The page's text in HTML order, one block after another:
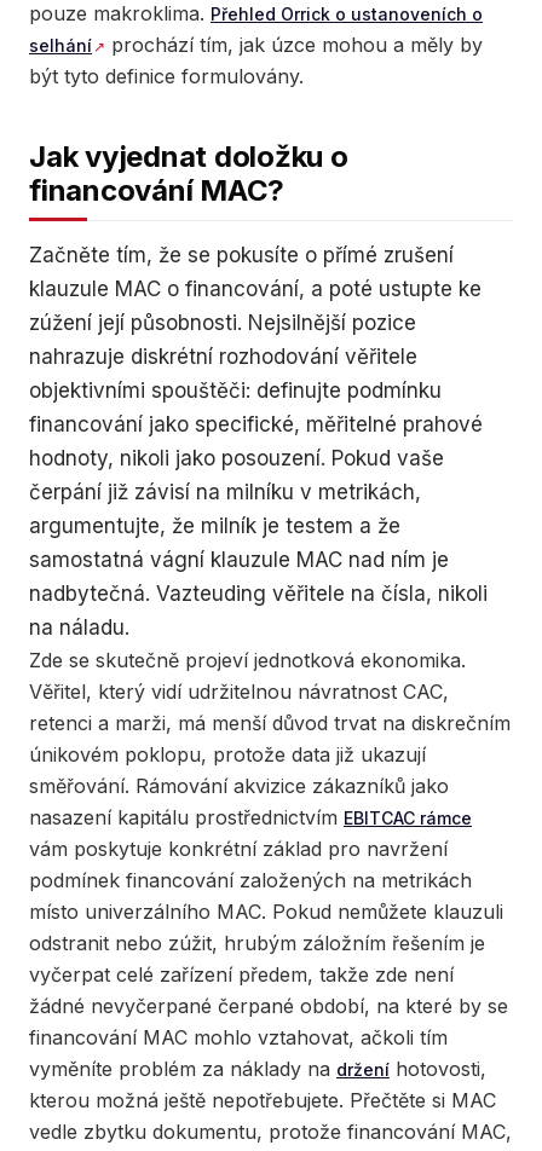
pouze makroklima. Přehled Orrick o ustanoveních o
selhání
prochází tím, jak úzce mohou a měly by
být tyto definice formulovány.
Jak vyjednat doložku o
financování MAC?
Začněte tím, že se pokusíte o přímé zrušení
klauzule MAC o financování, a poté ustupte ke
zúžení její působnosti. Nejsilnější pozice
nahrazuje diskrétní rozhodování věřitele
objektivními spouštěči: definujte podmínku
financování jako specifické, měřitelné prahové
hodnoty, nikoli jako posouzení. Pokud vaše
čerpání již závisí na milníku v metrikách,
argumentujte, že milník je testem a že
samostatná vágní klauzule MAC nad ním je
nadbytečná. Vazteuding věřitele na čísla, nikoli
na náladu.
Zde se skutečně projeví jednotková ekonomika.
Věřitel, který vidí udržitelnou návratnost CAC,
retenci a marži, má menší důvod trvat na diskrečním
únikovém poklopu, protože data již ukazují
směřování. Rámování akvizice zákazníků jako
nasazení kapitálu prostřednictvím EBITCAC rámce
vám poskytuje konkrétní základ pro navržení
podmínek financování založených na metrikách
místo univerzálního MAC. Pokud nemůžete klauzuli
odstranit nebo zúžit, hrubým záložním řešením je
vyčerpat celé zařízení předem, takže zde není
žádné nevyčerpané čerpané období, na které by se
financování MAC mohlo vztahovat, ačkoli tím
vyměníte problém za náklady na držení hotovosti,
kterou možná ještě nepotřebujete. Přečtěte si MAC
vedle zbytku dokumentu, protože financování MAC,